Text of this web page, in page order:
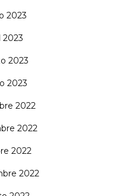
2023
2023
2023
2023
2022
2022
2022
2022